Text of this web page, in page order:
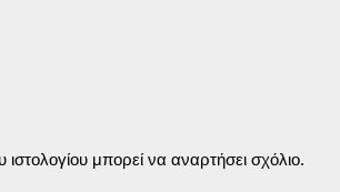
μπορεί να αναρτήσει σχόλιο.